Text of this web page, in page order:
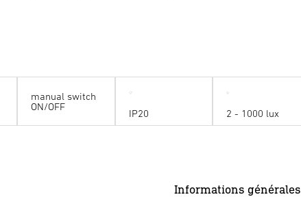
manual switch
ON/OFF
IP20 2 - 1000 lux
Informations générales